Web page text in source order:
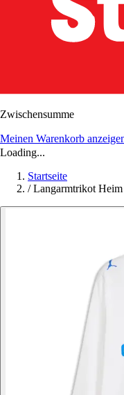
Zwischensumme
Meinen Warenkorb
Loading...
Startseite
/ Langarmtrikot